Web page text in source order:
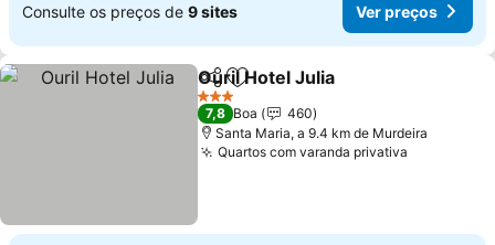
Consulte os preços de 9 sites Ver preços
PartilharAdicionar aos favoritos
Ouril Hotel Julia
3 Estrelas
7,8 Boa
460
Santa Maria, a 9.4 km de Murdeira
Quartos com varanda privativa